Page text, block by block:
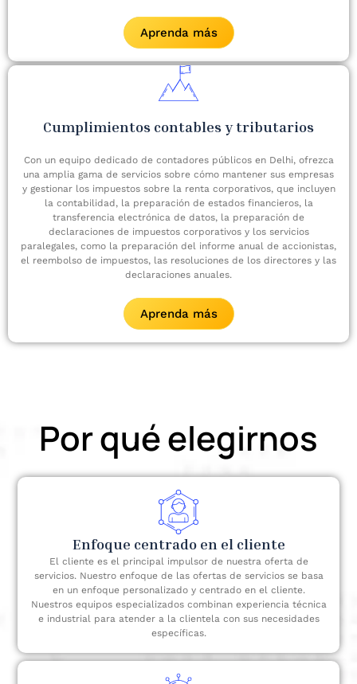
Aprenda más
Cumplimientos contables y tributarios
Con un equipo dedicado de contadores públicos en Delhi, ofrezca
una amplia gama de servicios sobre cómo mantener sus empresas
y gestionar los impuestos sobre la renta corporativos, que incluyen
la contabilidad, la preparación de estados financieros, la
transferencia electrónica de datos, la preparación de
declaraciones de impuestos corporativos y los servicios
paralegales, como la preparación del informe anual de accionistas,
el reembolso de impuestos, las resoluciones de los directores y las
declaraciones anuales.
Aprenda más
Por qué elegirnos
Enfoque centrado en el cliente
El cliente es el principal impulsor de nuestra oferta de
servicios. Nuestro enfoque de las ofertas de servicios se basa
en un enfoque personalizado y centrado en el cliente.
Nuestros equipos especializados combinan experiencia técnica
e industrial para atender a la clientela con sus necesidades
específicas.